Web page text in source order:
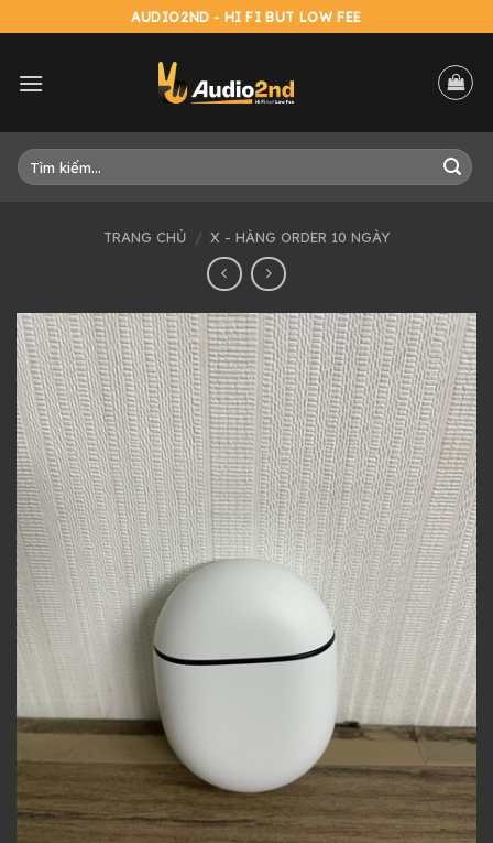
to
AUDIO2ND - HI FI BUT LOW FEE
Tìm
kiếm:
TRANG CHỦ / X - HÀNG ORDER 10 NGÀY